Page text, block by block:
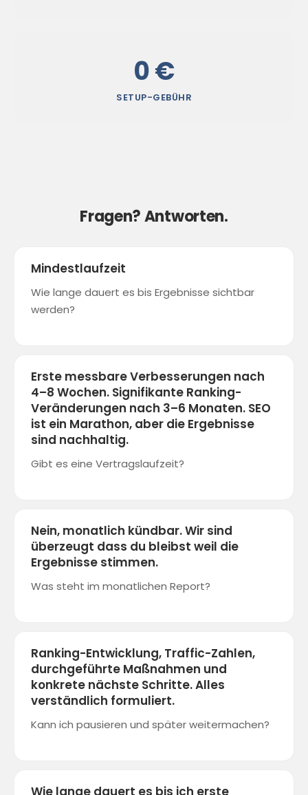
0 €
SETUP-GEBÜHR
Fragen? Antworten.
Mindestlaufzeit
Wie lange dauert es bis Ergebnisse sichtbar
werden?
Erste messbare Verbesserungen nach
4–8 Wochen. Signifikante Ranking-
Veränderungen nach 3–6 Monaten. SEO
ist ein Marathon, aber die Ergebnisse
sind nachhaltig.
Gibt es eine Vertragslaufzeit?
Nein, monatlich kündbar. Wir sind
überzeugt dass du bleibst weil die
Ergebnisse stimmen.
Was steht im monatlichen Report?
Ranking-Entwicklung, Traffic-Zahlen,
durchgeführte Maßnahmen und
konkrete nächste Schritte. Alles
verständlich formuliert.
Kann ich pausieren und später weitermachen?
Wie lange dauert es bis ich erste